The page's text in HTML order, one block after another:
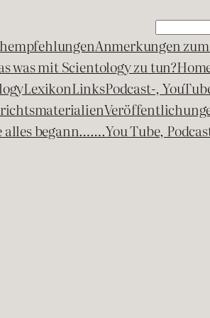
Suchen
Anmerkungen
was mit Scientology zu tun?
LexikonLinksPodcast-,
alles begann…….You Tube,